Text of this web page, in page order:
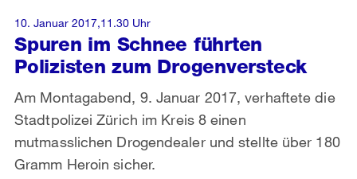
Spuren im Schnee führten
Polizisten zum Drogenversteck
Am Montagabend, 9. Januar 2017, verhaftete die
Stadtpolizei Zürich im Kreis 8 einen
mutmasslichen Drogendealer und stellte über 180
Gramm Heroin sicher.
10. Januar 2017,11.30 Uhr